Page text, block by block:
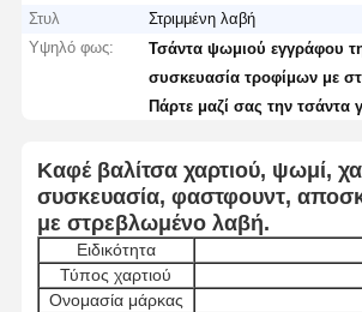
Στυλ
Στριμμένη λαβή
Υψηλό φως:
Τσάντα ψωμιού εγγράφου
συσκευασία τροφίμων με
Πάρτε μαζί σας την τσάντα
Καφέ βαλίτσα χαρτιού, ψωμί,
συσκευασία, φαστφουντ,
με στρεβλωμένο λαβή.
Ειδικότητα
Τύπος χαρτιού
Ονομασία μάρκας